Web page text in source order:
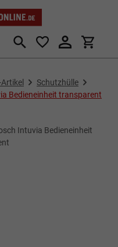
Schutzhülle
Bedieneinheit transparent